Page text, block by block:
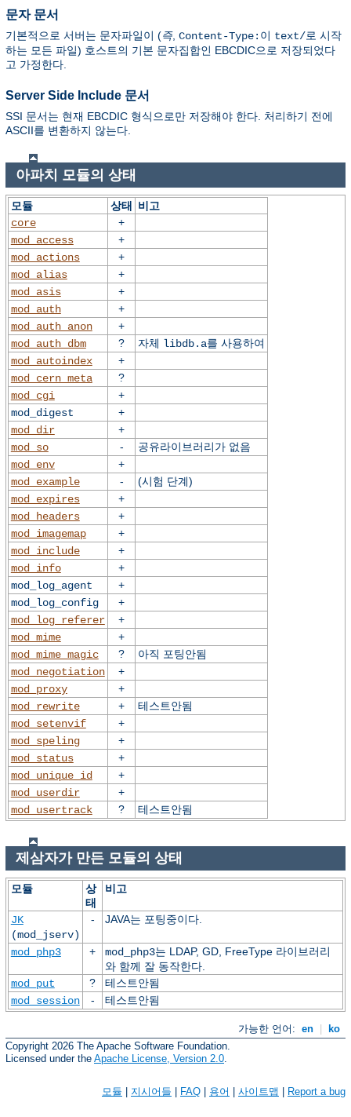
문자 문서
기본적으로 서버는 문자파일이 (즉, Content-Type: 이 text/로 시작
하는 모든 파일) 호스트의 기본 문자집합인 EBCDIC으로 저장되었다
고 가정한다.
Server Side Include 문서
SSI 문서는 현재 EBCDIC 형식으로만 저장해야 한다. 처리하기 전에
ASCII를 변환하지 않는다.
아파치 모듈의 상태
모듈 상태
비고
core
+
mod_access
+
mod_actions
+
mod_alias
+
mod_asis
+
mod_auth
+
mod_auth_anon
+
mod_auth_dbm
? 자체 libdb.a를 사용하여
mod_autoindex
+
mod_cern_meta
?
mod_cgi
+
mod_digest
+
mod_dir
+
mod_so
-
공유라이브러리가 없음
mod_env
+
mod_example
-
(시험 단계)
mod_expires
+
mod_headers
+
mod_imagemap
+
mod_include
+
mod_info
+
mod_log_agent
+
mod_log_config
+
mod_log_referer
+
mod_mime
+
mod_mime_magic
?
아직 포팅안됨
mod_negotiation
+
mod_proxy
+
mod_rewrite
+
테스트안됨
mod_setenvif
+
mod_speling
+
mod_status
+
mod_unique_id
+
mod_userdir
+
mod_usertrack
? 테스트안됨
제삼자가 만든 모듈의 상태
모듈
상
태
비고
JK
(mod_jserv)
- JAVA는 포팅중이다.
mod_php3 + mod_php3는 LDAP, GD, FreeType 라이브러리
와 함께 잘 동작한다.
mod_put
?
테스트안됨
mod_session
- 테스트안됨
가능한 언어: en
ko
Copyright 2026 The Apache Software Foundation.
Licensed under the Apache License, Version 2.0.
모듈 지시어들 FAQ 용어 사이트맵 Report a bug